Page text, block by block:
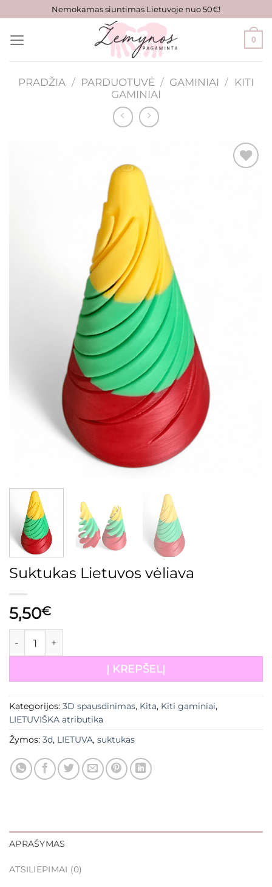
content
Nemokamas siuntimas Lietuvoje nuo 50€!
0
PRADŽIA / PARDUOTUVĖ / GAMINIAI / KITI
GAMINIAI
Suktukas Lietuvos vėliava
5,50€
Į KREPŠELĮ
Kategorijos: 3D spausdinimas, Kita, Kiti gaminiai,
LIETUVIŠKA atributika
Žymos: 3d, LIETUVA, suktukas
APRAŠYMAS
ATSILIEPIMAI (0)